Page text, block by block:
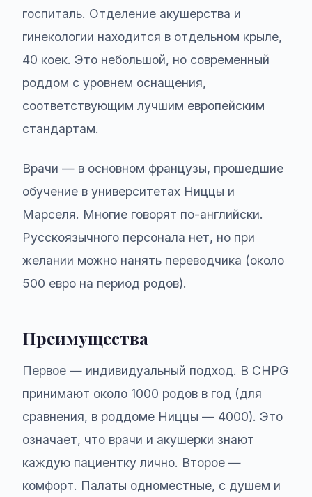
госпиталь. Отделение акушерства и
гинекологии находится в отдельном крыле,
40 коек. Это небольшой, но современный
роддом с уровнем оснащения,
соответствующим лучшим европейским
стандартам.
Врачи — в основном французы, прошедшие
обучение в университетах Ниццы и
Марселя. Многие говорят по-английски.
Русскоязычного персонала нет, но при
желании можно нанять переводчика (около
500 евро на период родов).
Преимущества
Первое — индивидуальный подход. В CHPG
принимают около 1000 родов в год (для
сравнения, в роддоме Ниццы — 4000). Это
означает, что врачи и акушерки знают
каждую пациентку лично. Второе —
комфорт. Палаты одноместные, с душем и